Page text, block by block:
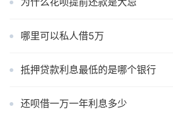
哪里可以私人借5万
抵押贷款利息最低的是哪个银行
还呗借一万一年利息多少